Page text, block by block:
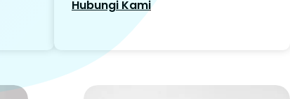
Hubungi Kami